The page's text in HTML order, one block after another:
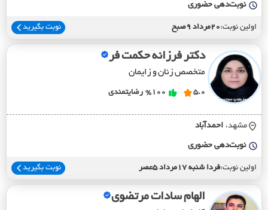
نوبت‌دهی حضوری
اولین نوبت:20مرداد 9صبح نوبت بگیرید
دکتر فرزانه حکمت فر
متخصص زنان و زایمان
5.0
%100 رضایتمندی
مشهد، احمدآباد
نوبت‌دهی حضوری
اولین نوبت:فردا شنبه 17مرداد 5عصر نوبت بگیرید
الهام سادات مرتضوی